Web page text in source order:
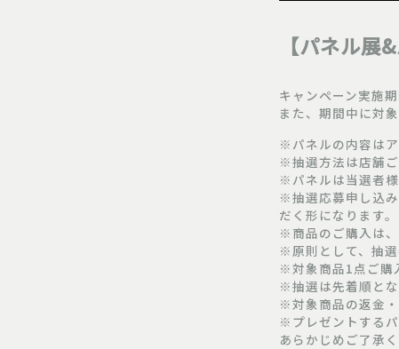
【パネル展
キャンペーン実施
また、期間中に対
※パネルの内容はア
※抽選方法は店舗ご
※パネルは当選者様
※抽選応募申し込
だく形になります
※商品のご購入は、
※原則として、抽選
※対象商品1点ご購
※抽選は先着順とな
※対象商品の返金・
※プレゼントする
あらかじめご了承く